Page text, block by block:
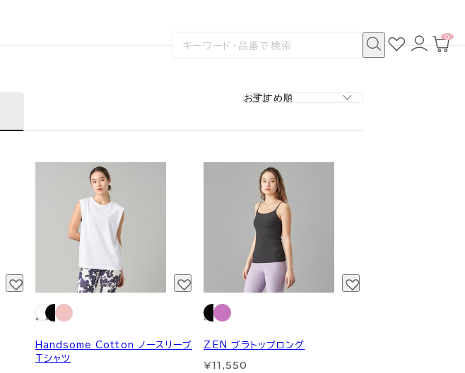
検
お
気
ロ
グ
カ
0
Handsome Cotton ノースリーブ
Tシャツ
ZEN ブラトップロング
¥11,550